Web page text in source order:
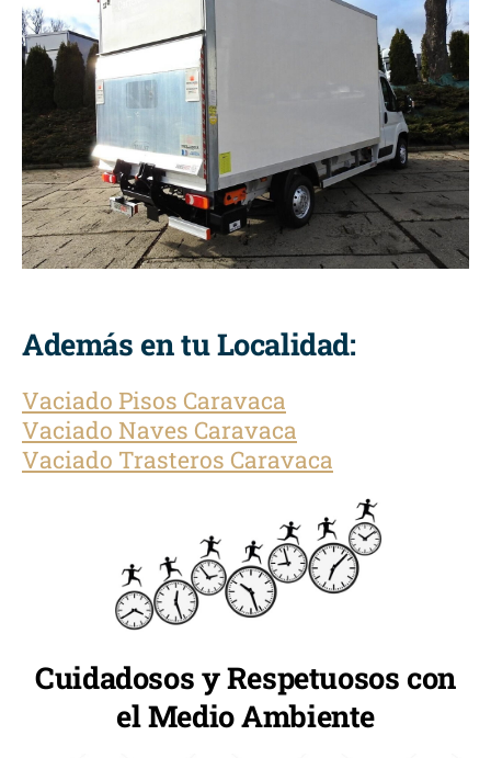
Además en tu Localidad:
Vaciado Pisos Caravaca
Vaciado Naves Caravaca
Vaciado Trasteros Caravaca
Cuidadosos y Respetuosos con
el Medio Ambiente